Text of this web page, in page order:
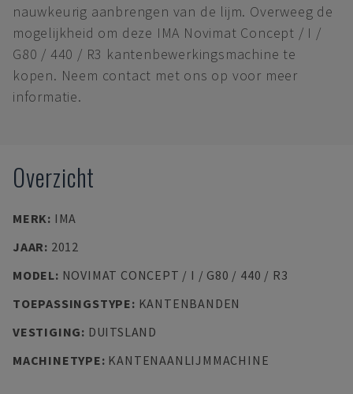
nauwkeurig aanbrengen van de lijm. Overweeg de
mogelijkheid om deze IMA Novimat Concept / I /
G80 / 440 / R3 kantenbewerkingsmachine te
kopen. Neem contact met ons op voor meer
informatie.
Overzicht
MERK: IMA
JAAR: 2012
MODEL: NOVIMAT CONCEPT / I / G80 / 440 / R3
TOEPASSINGSTYPE: KANTENBANDEN
VESTIGING: DUITSLAND
MACHINETYPE: KANTENAANLIJMMACHINE